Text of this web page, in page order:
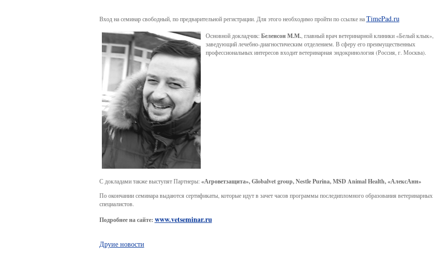
Вход на семинар свободный, по предварительной регистрации. Для этого необходимо пройти по ссылке наTimePad.ru
Основной докладчик:Беленсон М.М., главный врач ветеринарной клиники «Белый клык»,
заведующий лечебно-диагностическим отделением. В сферу его преимущественных
профессиональных интересов входит ветеринарная эндокринология (Россия, г. Москва).
С докладами также выступят Партнеры:«Агроветзащита», Globalvet group, Nestle Purina, MSD Animal Health, «АлексАнн»
По окончании семинара выдаются сертификаты, которые идут в зачет часов программы последипломного образования ветеринарных
специалистов.
Подробнее на сайте: www.vetseminar.ru
Друие новости